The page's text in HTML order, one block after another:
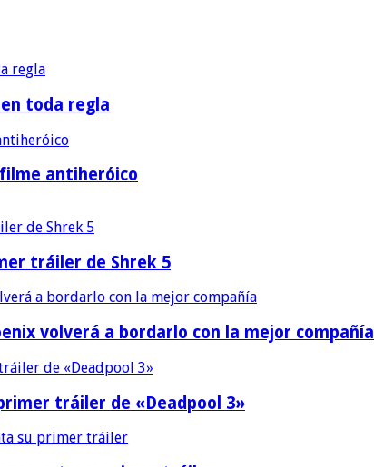
en toda regla
filme antiheróico
tráiler de Shrek 5
volverá a bordarlo con la mejor compañía
tráiler de «Deadpool 3»